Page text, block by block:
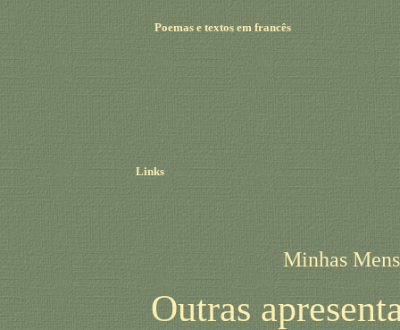
Poemas e textos em francês
Links
Minhas
Outras